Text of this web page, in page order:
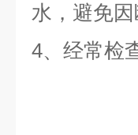
水，避免
4、经常检